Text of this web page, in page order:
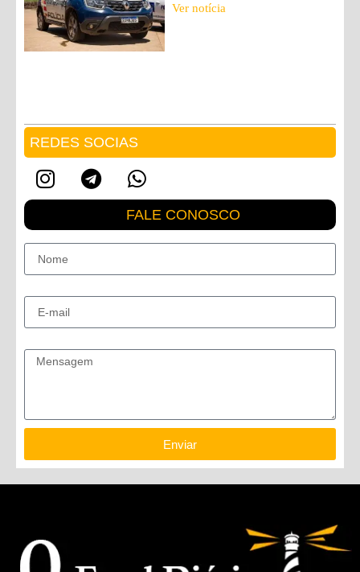
Ver notícia
REDES SOCIAS
FALE CONOSCO
Enviar